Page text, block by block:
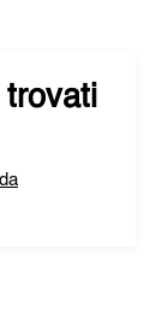
trovati